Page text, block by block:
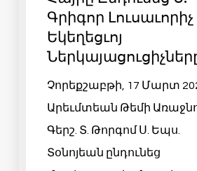
Գրիգոր Լուսաւորիչ
Եկեղեցւոյ
Չորեքշաբթի, 17 Մարտ
Արեւմտեան Թեմի
Գերշ. Տ. Թորգոմ Ս. Եպս.
Տօնոյեան ընդունեց